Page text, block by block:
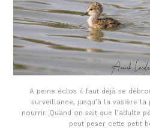
A peine éclos il faut déjà se
surveillance, jusqu’à la vasière
nourrir. Quand on sait que l’adulte
peut peser cette petit